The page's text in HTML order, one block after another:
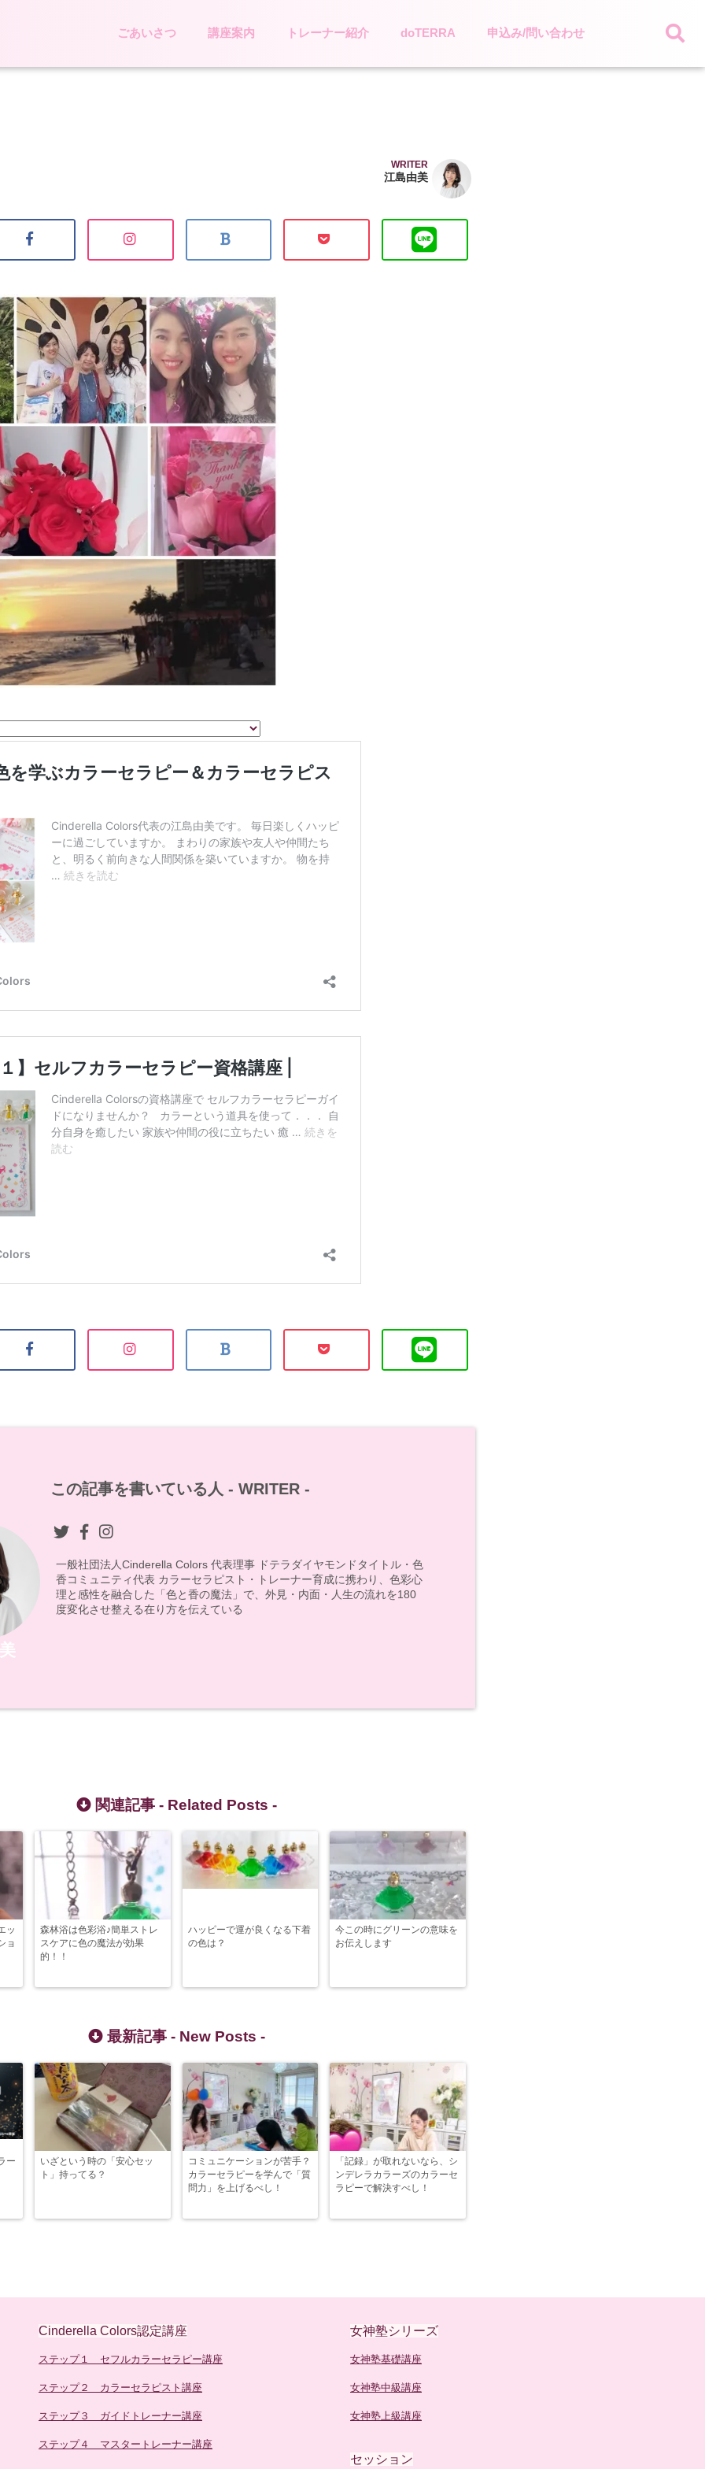
ごあいさつ 講座案内 トレーナー紹介 doTERRA 申込み/問い合わせ
WRITER
江島由美
この記事を書いている人 - WRITER -
一般社団法人Cinderella Colors 代表理事 ドテラダイヤモンドタイトル・色
香コミュニティ代表 カラーセラピスト・トレーナー育成に携わり、色彩心
理と感性を融合した「色と香の魔法」で、外見・内面・人生の流れを180
度変化させ整える在り方を伝えている
関連記事 - Related Posts -
ッ
ョ
森林浴は色彩浴♪簡単ストレ
スケアに色の魔法が効果
的！！
ハッピーで運が良くなる下着
の色は？
今この時にグリーンの意味を
お伝えします
最新記事 - New Posts -
ー
いざという時の「安心セッ
ト」持ってる？
コミュニケーションが苦手？
カラーセラピーを学んで「質
問力」を上げるべし！
「記録」が取れないなら、シ
ンデレラカラーズのカラーセ
ラピーで解決すべし！
Cinderella Colors認定講座
ステップ１ セフルカラーセラピー講座
ステップ２ カラーセラピスト講座
ステップ３ ガイドトレーナー講座
ステップ４ マスタートレーナー講座
女神塾シリーズ
女神塾基礎講座
女神塾中級講座
女神塾上級講座
セッション